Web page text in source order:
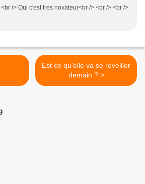
/> Oui c'est tres novateur<br /> <br /> <br />
Est ce qu'elle va se reveiller
demain ? >